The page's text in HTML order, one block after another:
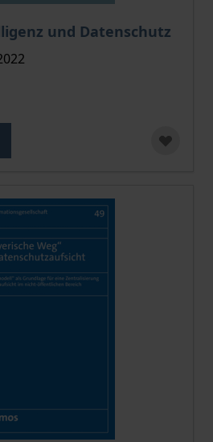
und Datenschutz
the options chosen on the